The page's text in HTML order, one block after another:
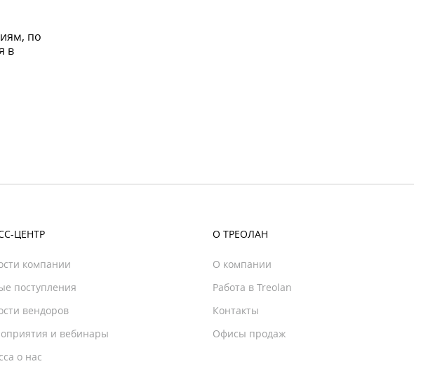
по
в
ЦЕНТР
компании
поступления
вендоров
и вебинары
о нас
О ТРЕОЛАН
О компании
Работа в Treolan
Контакты
Офисы продаж